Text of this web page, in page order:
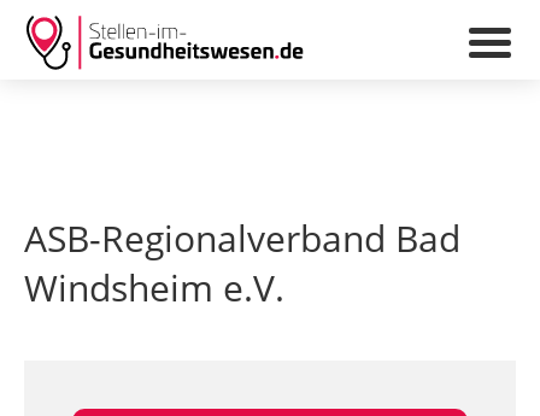
ASB-Regionalverband Bad
Windsheim e.V.